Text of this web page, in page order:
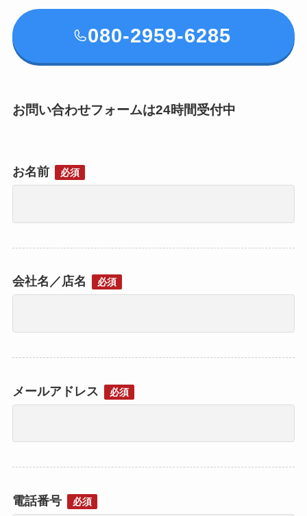
080-2959-6285
お問い合わせフォームは24時間受付中
お名前 必須
会社名／店名 必須
メールアドレス 必須
電話番号 必須